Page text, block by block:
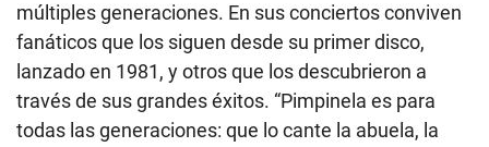
múltiples generaciones. En sus conciertos conviven
fanáticos que los siguen desde su primer disco,
lanzado en 1981, y otros que los descubrieron a
través de sus grandes éxitos. “Pimpinela es para
todas las generaciones: que lo cante la abuela, la